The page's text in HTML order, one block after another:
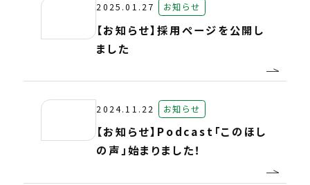
2025.01.27 お知らせ
【お知らせ】採用ページを公開し
ました
2024.11.22 お知らせ
【お知らせ】Podcast「このほし
の声」始まりました！